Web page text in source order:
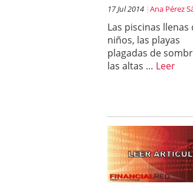
a los
17 Jul 2014 Ana Pérez
Las piscinas llenas
niños, las playas
plagadas de
las altas … Leer